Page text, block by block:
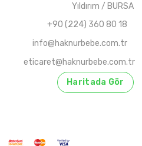
Yıldırım / BURSA
+90 (224) 360 80 18
info@haknurbebe.com.tr
eticaret@haknurbebe.com.tr
Haritada Gör